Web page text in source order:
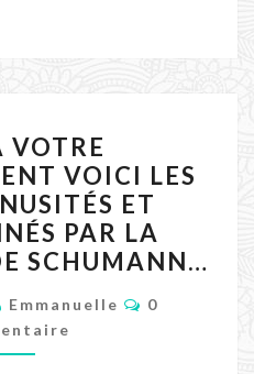
LAVAL
À
VOTRE
COURONNEMENT
VOICI
LES
IMPACTS
INUSITÉS
ET
VOTRE
VOICI LES
ET
PAR LA
SCHUMANN…
Emmanuelle
0